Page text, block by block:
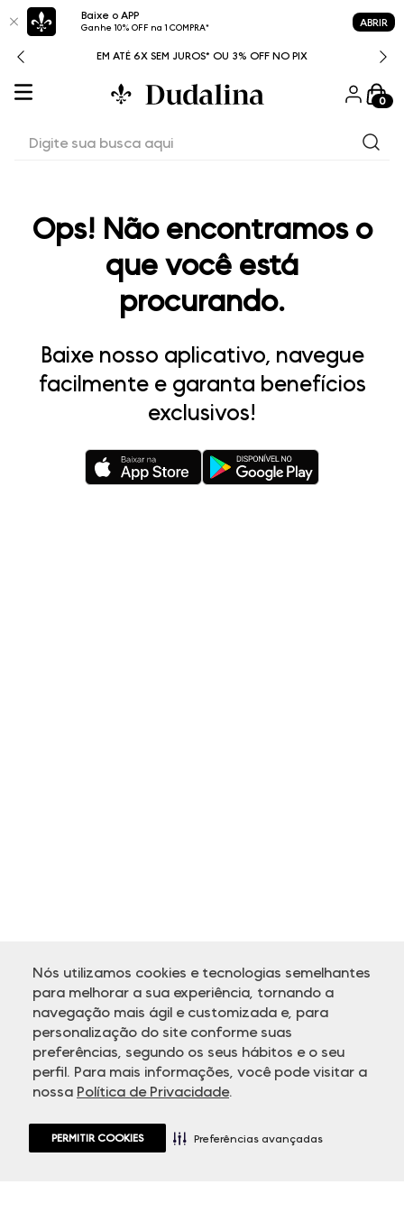
Baixe o APP
Ganhe 10% OFF na 1 COMPRA* ABRIR
Nós utilizamos cookies e tecnologias semelhantes
para melhorar a sua experiência, tornando a
navegação mais ágil e customizada e, para
personalização do site conforme suas
preferências, segundo os seus hábitos e o seu
perfil. Para mais informações, você pode visitar a
nossa Política de Privacidade.
PERMITIR COOKIES Preferências avançadas
EM ATÉ 6X SEM JUROS* OU 3% OFF NO PIX
0
Ops! Não encontramos o
que você está
procurando.
Baixe nosso aplicativo, navegue
facilmente e garanta benefícios
exclusivos!